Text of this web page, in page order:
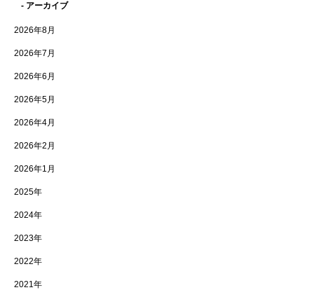
- アーカイブ
2026年8月
2026年7月
2026年6月
2026年5月
2026年4月
2026年2月
2026年1月
2025年
2024年
2023年
2022年
2021年